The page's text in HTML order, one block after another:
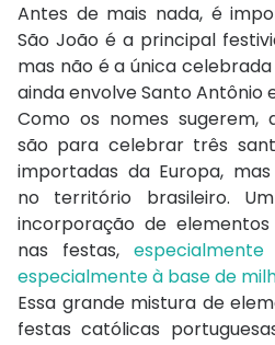
Antes de mais nada, é
São João é a principal
mas não é a única
ainda envolve Santo Antônio
Como os nomes sugerem,
são para celebrar três
importadas da Europa,
no território brasileiro.
incorporação de
nas festas,
especialmente à base de
Essa grande mistura de
festas católicas